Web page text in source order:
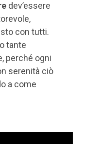
dev’essere
con tutti.
tante
perché ogni
serenità ciò
a come